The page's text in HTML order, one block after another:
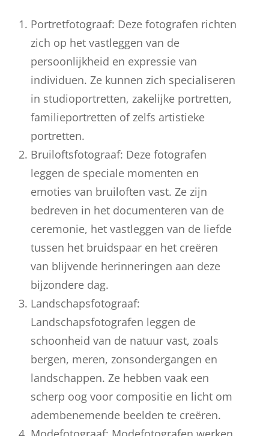
Portretfotograaf: Deze fotografen richten
zich op het vastleggen van de
persoonlijkheid en expressie van
individuen. Ze kunnen zich specialiseren
in studioportretten, zakelijke portretten,
familieportretten of zelfs artistieke
portretten.
Bruiloftsfotograaf: Deze fotografen
leggen de speciale momenten en
emoties van bruiloften vast. Ze zijn
bedreven in het documenteren van de
ceremonie, het vastleggen van de liefde
tussen het bruidspaar en het creëren
van blijvende herinneringen aan deze
bijzondere dag.
Landschapsfotograaf:
Landschapsfotografen leggen de
schoonheid van de natuur vast, zoals
bergen, meren, zonsondergangen en
landschappen. Ze hebben vaak een
scherp oog voor compositie en licht om
adembenemende beelden te creëren.